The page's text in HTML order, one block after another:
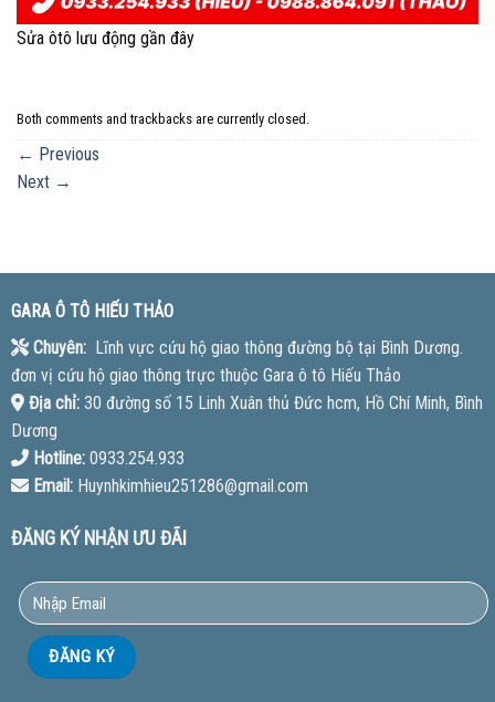
Sửa ôtô lưu động gần đây
Both comments and trackbacks are currently closed.
← Previous
Next →
GARA Ô TÔ HIẾU THẢO
Chuyên:Lĩnh vực cứu hộ giao thông đường bộ tại Bình Dương.
đơn vị cứu hộ giao thông trực thuộc Gara ô tô Hiếu Thảo
Địa chỉ:30 đường số 15 Linh Xuân thủ Đức hcm, Hồ Chí Minh, Bình
Dương
Hotline:0933.254.933
Email:Huynhkimhieu251286@gmail.com
ĐĂNG KÝ NHẬN ƯU ĐÃI